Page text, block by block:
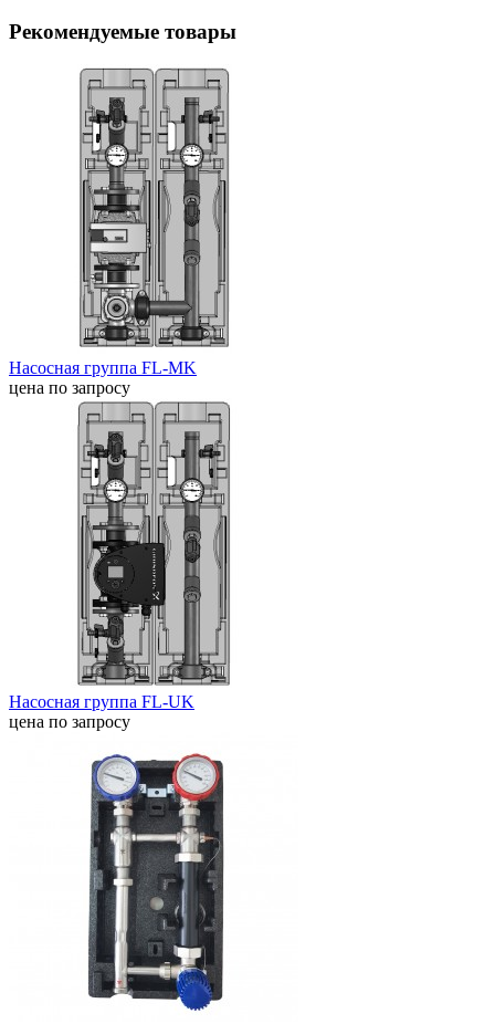
Рекомендуемые товары
Насосная группа FL-MK
цена по запросу
Насосная группа FL-UK
цена по запросу